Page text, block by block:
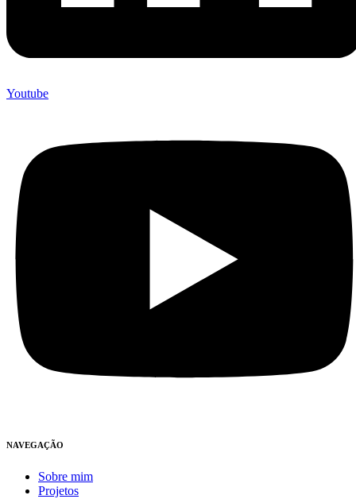
Youtube
NAVEGAÇÃO
Sobre mim
Projetos